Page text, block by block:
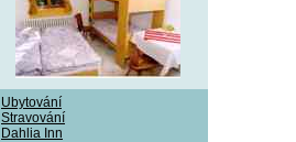
Ubytování
Stravování
Dahlia Inn